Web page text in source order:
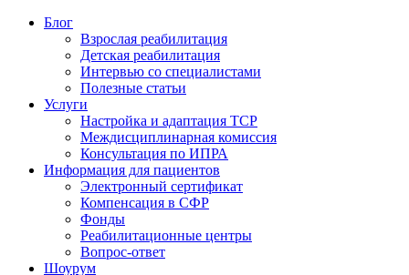
Блог
Взрослая реабилитация
Детская реабилитация
Интервью со специалистами
Полезные статьи
Услуги
Настройка и адаптация ТСР
Междисциплинарная комиссия
Консультация по ИПРА
Информация для пациентов
Электронный сертификат
Компенсация в СФР
Фонды
Реабилитационные центры
Вопрос-ответ
Шоурум